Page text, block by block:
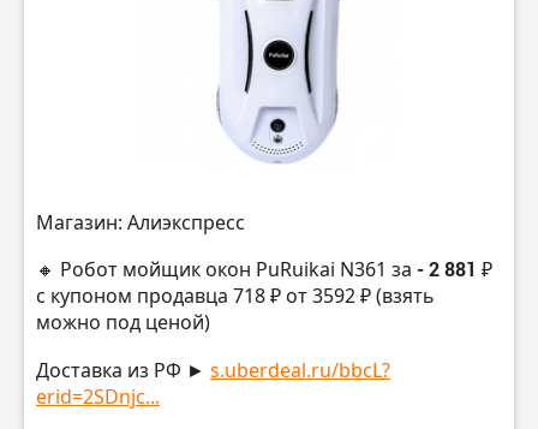
Магазин: Алиэкспресс
🔸 Робот мойщик окон PuRuikai N361 за - 2 881 ₽
с купоном продавца 718 ₽ от 3592 ₽ (взять
можно под ценой)
Доставка из РФ ► s.uberdeal.ru/bbcL?
erid=2SDnjc...